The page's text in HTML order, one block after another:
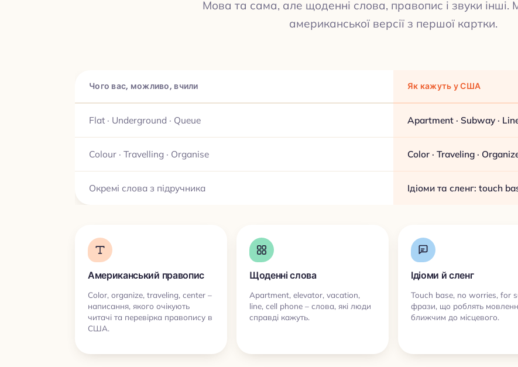
Мова та сама, але щоденні слова, правопис і звуки інші.
американської версії з першої картки.
Чого вас, можливо, вчили Як кажуть у США
Flat · Underground · Queue Apartment · Subway ·
Colour · Travelling · Organise Color · Traveling ·
Окремі слова з підручника Ідіоми та сленг: touch
Американський правопис
Color, organize, traveling, center –
написання, якого очікують
читачі та перевірка правопису в
США.
Щоденні слова
Apartment, elevator, vacation,
line, cell phone – слова, які люди
справді кажуть.
Ідіоми й сленг
Touch base, no worries, for
фрази, що роблять
ближчим до місцевого.